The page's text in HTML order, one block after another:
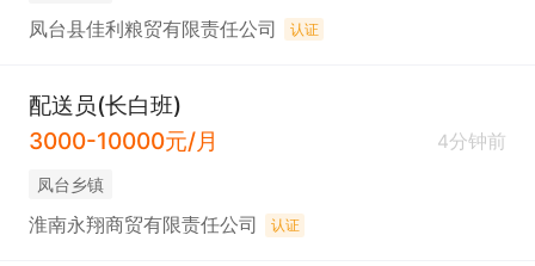
凤台县佳利粮贸有限责任公司 认证
配送员(长白班)
3000-10000元/月
4分钟前
凤台乡镇
淮南永翔商贸有限责任公司 认证